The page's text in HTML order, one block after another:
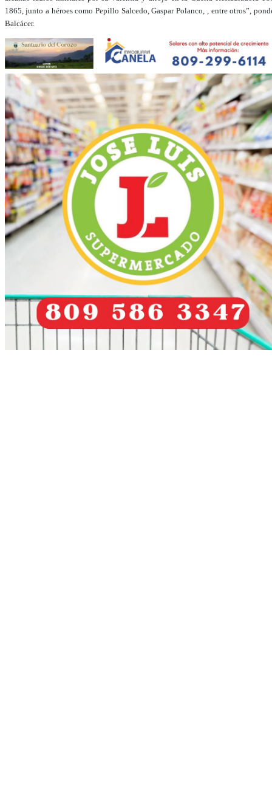
1865, junto a héroes como Pepillo Salcedo, Gaspar Polanco, , entre otros”,
Balcácer.